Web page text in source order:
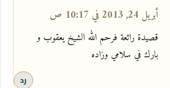
أبريل 24, 2013 في 10:17 ص
قصيدة رائعة فرحم الله الشيخ يعقوب و
بارك في سلامي وزاده
رد